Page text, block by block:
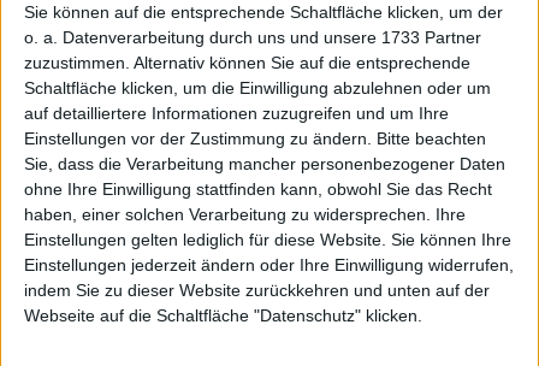
Sie können auf die entsprechende Schaltfläche klicken, um der
o. a. Datenverarbeitung durch uns und unsere 1733 Partner
zuzustimmen. Alternativ können Sie auf die entsprechende
Schaltfläche klicken, um die Einwilligung abzulehnen oder um
auf detailliertere Informationen zuzugreifen und um Ihre
Einstellungen vor der Zustimmung zu ändern. Bitte beachten
Sie, dass die Verarbeitung mancher personenbezogener Daten
ohne Ihre Einwilligung stattfinden kann, obwohl Sie das Recht
haben, einer solchen Verarbeitung zu widersprechen. Ihre
Einstellungen gelten lediglich für diese Website. Sie können Ihre
Einstellungen jederzeit ändern oder Ihre Einwilligung widerrufen,
indem Sie zu dieser Website zurückkehren und unten auf der
Webseite auf die Schaltfläche "Datenschutz" klicken.
Deutlicher Schub nach oben Höhere Prognose wirkt